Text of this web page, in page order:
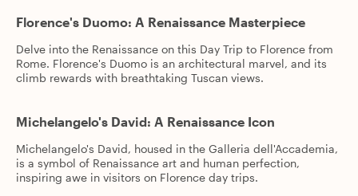
Florence's Duomo: A Renaissance Masterpiece
Delve into the Renaissance on this Day Trip to Florence from
Rome. Florence's Duomo is an architectural marvel, and its
climb rewards with breathtaking Tuscan views.
Michelangelo's David: A Renaissance Icon
Michelangelo's David, housed in the Galleria dell'Accademia,
is a symbol of Renaissance art and human perfection,
inspiring awe in visitors on Florence day trips.